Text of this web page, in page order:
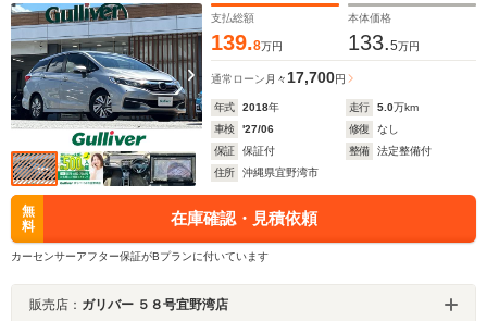
支払総額
139.8万円
本体価格
133.5万円
通常ローン 月々 17,700円
年式 2018年 走行 5.0万km
車検
'27/06 修復
なし
保証
保証付 整備
法定整備付
住所
沖縄県宜野湾市
無
料
在庫確認・見積依頼
カーセンサーアフター保証がBプランに付いています
販売店： ガリバー ５８号宜野湾店